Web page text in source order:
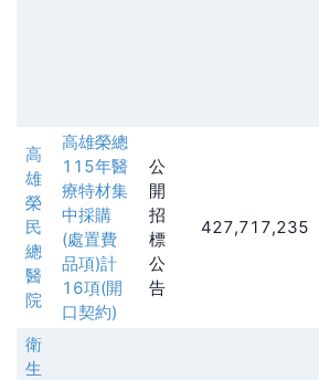
高
雄
榮
民
總
醫
院
高雄榮總
115年醫
療特材集
中採購
(處置費
品項)計
16項(開
口契約)
公
開
招
標
公
告
427,717,235
衛
生